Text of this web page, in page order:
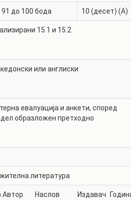
до 100 бода 10 (десет) (A)
15.1 и 15.2
или англиски
евалуација и анкети, според
образложен претходно
литература
Автор Наслов Издавач